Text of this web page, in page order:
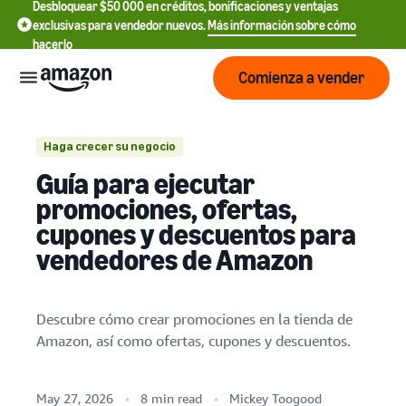
Desbloquear $50 000 en créditos, bonificaciones y ventajas
exclusivas para vendedor nuevos.Más información sobre cómo
hacerlo
Empezar
Comienza
a vender
Más información sobre
general de cómo vender en
Amazon
Precios
Revisa
costos
Marcas
Crea y
protege
Servicios
Recursos
English
Español
中
Comienza a vender
1. Promociones
2. Ofertas
3. Cupones
Haga crecer su negocio
Guía para ejecutar
promociones, ofertas,
cupones y descuentos para
vendedores de Amazon
Descubre cómo crear promociones en la tienda de
Amazon, así como ofertas, cupones y descuentos.
May 27, 2026 8 min read Mickey Toogood